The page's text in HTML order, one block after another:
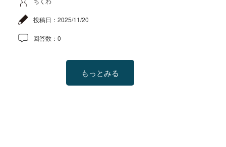
投稿日： 2025/11/20
回答数： 0
もっとみる